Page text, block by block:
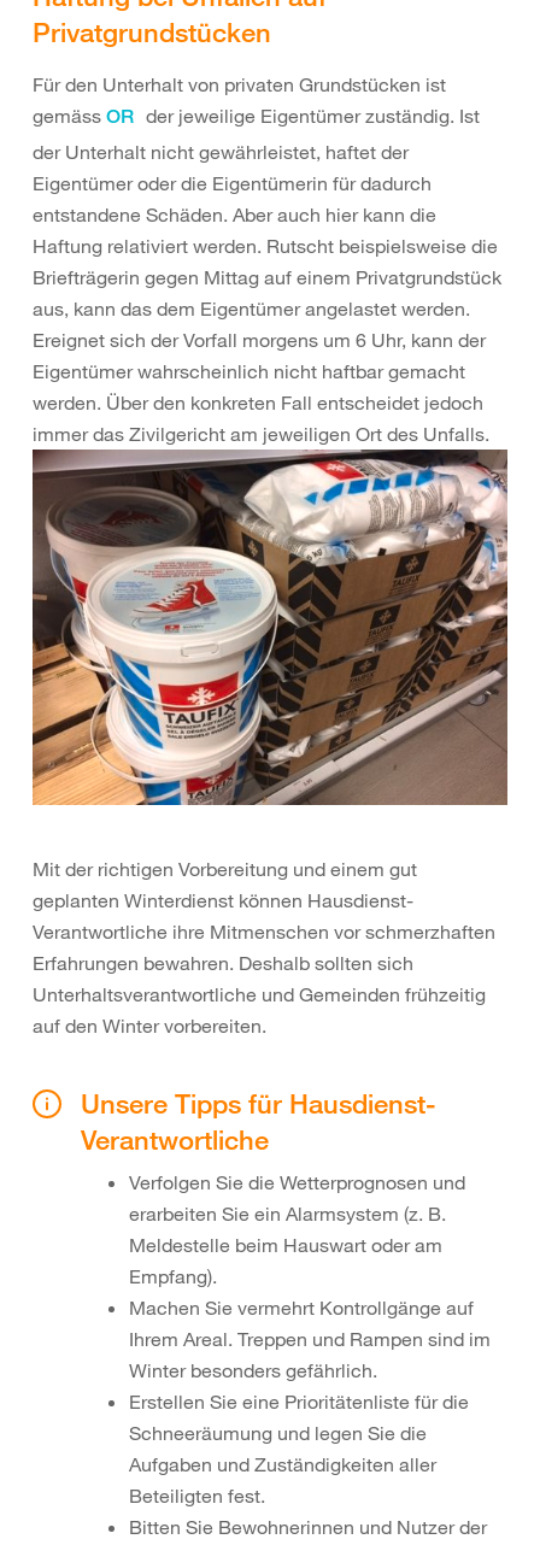
Privatgrundstücken
Für den Unterhalt von privaten Grundstücken ist
gemäss OR der jeweilige Eigentümer zuständig. Ist
der Unterhalt nicht gewährleistet, haftet der
Eigentümer oder die Eigentümerin für dadurch
entstandene Schäden. Aber auch hier kann die
Haftung relativiert werden. Rutscht beispielsweise die
Briefträgerin gegen Mittag auf einem Privatgrundstück
aus, kann das dem Eigentümer angelastet werden.
Ereignet sich der Vorfall morgens um 6 Uhr, kann der
Eigentümer wahrscheinlich nicht haftbar gemacht
werden. Über den konkreten Fall entscheidet jedoch
immer das Zivilgericht am jeweiligen Ort des Unfalls.
Mit der richtigen Vorbereitung und einem gut
geplanten Winterdienst können Hausdienst-
Verantwortliche ihre Mitmenschen vor schmerzhaften
Erfahrungen bewahren. Deshalb sollten sich
Unterhaltsverantwortliche und Gemeinden frühzeitig
auf den Winter vorbereiten.
Unsere Tipps für Hausdienst-
Verantwortliche
Verfolgen Sie die Wetterprognosen und
erarbeiten Sie ein Alarmsystem (z. B.
Meldestelle beim Hauswart oder am
Empfang).
Machen Sie vermehrt Kontrollgänge auf
Ihrem Areal. Treppen und Rampen sind im
Winter besonders gefährlich.
Erstellen Sie eine Prioritätenliste für die
Schneeräumung und legen Sie die
Aufgaben und Zuständigkeiten aller
Beteiligten fest.
Bitten Sie Bewohnerinnen und Nutzer der